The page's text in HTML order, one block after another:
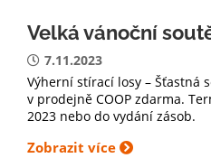
Velká vánoční
7.11.2023
Výherní stírací losy – Šťastná
v prodejně COOP zdarma.
2023 nebo do vydání zásob.
Zobrazit více